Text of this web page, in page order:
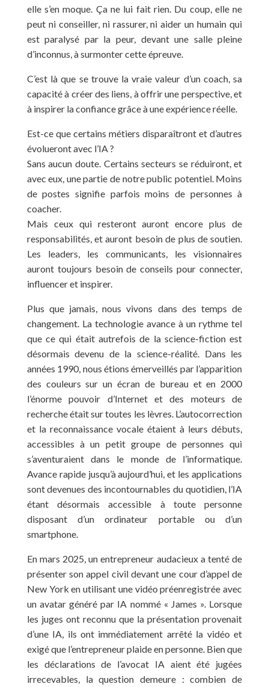
elle s’en moque. Ça ne lui fait rien. Du coup, elle ne
peut ni conseiller, ni rassurer, ni aider un humain qui
est paralysé par la peur, devant une salle pleine
d’inconnus, à surmonter cette épreuve.
C’est là que se trouve la vraie valeur d’un coach, sa
capacité à créer des liens, à offrir une perspective, et
à inspirer la confiance grâce à une expérience réelle.
Est-ce que certains métiers disparaîtront et d’autres
évolueront avec l’IA ?
Sans aucun doute. Certains secteurs se réduiront, et
avec eux, une partie de notre public potentiel. Moins
de postes signifie parfois moins de personnes à
coacher.
Mais ceux qui resteront auront encore plus de
responsabilités, et auront besoin de plus de soutien.
Les leaders, les communicants, les visionnaires
auront toujours besoin de conseils pour connecter,
influencer et inspirer.
Plus que jamais, nous vivons dans des temps de
changement. La technologie avance à un rythme tel
que ce qui était autrefois de la science-fiction est
désormais devenu de la science-réalité. Dans les
années 1990, nous étions émerveillés par l’apparition
des couleurs sur un écran de bureau et en 2000
l’énorme pouvoir d’Internet et des moteurs de
recherche était sur toutes les lèvres. L’autocorrection
et la reconnaissance vocale étaient à leurs débuts,
accessibles à un petit groupe de personnes qui
s’aventuraient dans le monde de l’informatique.
Avance rapide jusqu’à aujourd’hui, et les applications
sont devenues des incontournables du quotidien, l’IA
étant désormais accessible à toute personne
disposant d’un ordinateur portable ou d’un
smartphone.
En mars 2025, un entrepreneur audacieux a tenté de
présenter son appel civil devant une cour d’appel de
New York en utilisant une vidéo préenregistrée avec
un avatar généré par IA nommé « James ». Lorsque
les juges ont reconnu que la présentation provenait
d’une IA, ils ont immédiatement arrêté la vidéo et
exigé que l’entrepreneur plaide en personne. Bien que
les déclarations de l’avocat IA aient été jugées
irrecevables, la question demeure : combien de